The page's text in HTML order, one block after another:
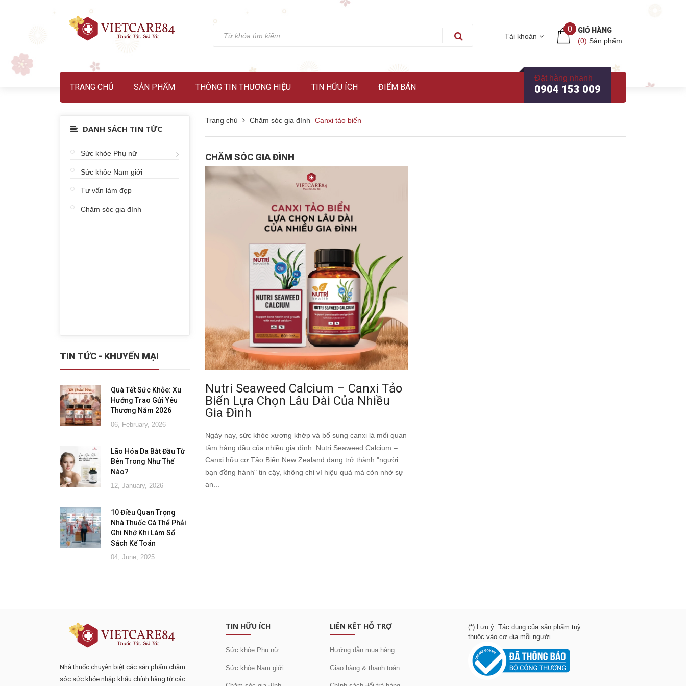
Tài khoản
0
GIỎ HÀNG
(0) Sản phẩm
TRANG CHỦ SẢN PHẨM THÔNG TIN THƯƠNG HIỆU TIN HỮU ÍCH ĐIỂM BÁN
Đặt hàng nhanh
0904 153 009
DANH SÁCH TIN TỨC
Sức khỏe Phụ nữ
Sức khỏe Nam giới
Tư vấn làm đẹp
Chăm sóc gia đình
TIN TỨC - KHUYẾN MẠI
Quà Tết Sức Khỏe: Xu
Hướng Trao Gửi Yêu
Thương Năm 2026
06, February, 2026
Lão Hóa Da Bắt Đầu Từ
Bên Trong Như Thế
Nào?
12, January, 2026
10 Điều Quan Trọng
Nhà Thuốc Cá Thể Phải
Ghi Nhớ Khi Làm Sổ
Sách Kế Toán
04, June, 2025
Trang chủ Chăm sóc gia đình Canxi tảo biển
CHĂM SÓC GIA ĐÌNH
Nutri Seaweed Calcium – Canxi Tảo
Biển Lựa Chọn Lâu Dài Của Nhiều
Gia Đình
Ngày nay, sức khỏe xương khớp và bổ sung canxi là mối quan
tâm hàng đầu của nhiều gia đình. Nutri Seaweed Calcium –
Canxi hữu cơ Tảo Biển New Zealand đang trở thành "người
bạn đồng hành" tin cậy, không chỉ vì hiệu quả mà còn nhờ sự
an...
Nhà thuốc chuyên biệt các sản phẩm chăm
sóc sức khỏe nhập khẩu chính hãng từ các
TIN HỮU ÍCH
Sức khỏe Phụ nữ
Sức khỏe Nam giới
LIÊN KẾT HỖ TRỢ
Hướng dẫn mua hàng
Giao hàng & thanh toán
(*) Lưu ý: Tác dụng của sản phẩm tuỳ
thuộc vào cơ địa mỗi người.